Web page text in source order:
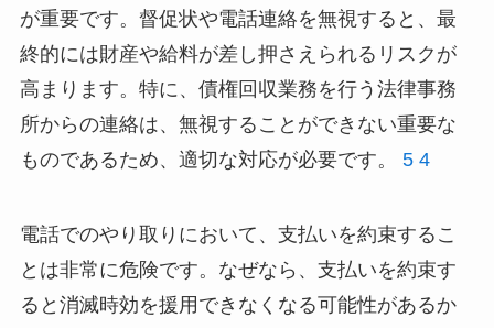
が重要です。督促状や電話連絡を無視すると、最
終的には財産や給料が差し押さえられるリスクが
高まります。特に、債権回収業務を行う法律事務
所からの連絡は、無視することができない重要な
ものであるため、適切な対応が必要です。 5 4
電話でのやり取りにおいて、支払いを約束するこ
とは非常に危険です。なぜなら、支払いを約束す
ると消滅時効を援用できなくなる可能性があるか